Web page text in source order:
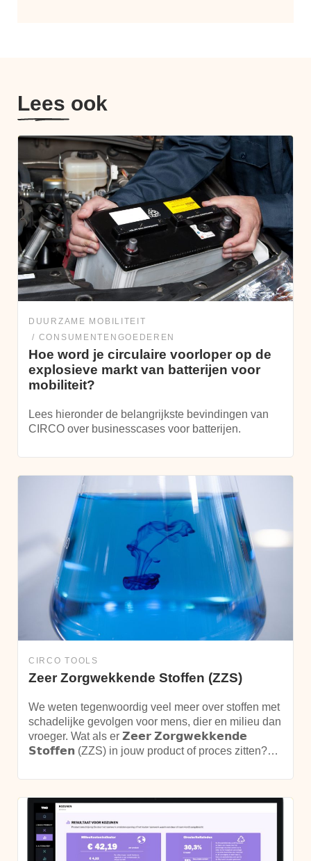
Lees ook
DUURZAME MOBILITEIT
CONSUMENTENGOEDEREN
Hoe word je circulaire voorloper op de
explosieve markt van batterijen voor
mobiliteit?
Lees hieronder de belangrijkste bevindingen van
CIRCO over businesscases voor batterijen.
CIRCO TOOLS
Zeer Zorgwekkende Stoffen (ZZS)
We weten tegenwoordig veel meer over stoffen met
schadelijke gevolgen voor mens, dier en milieu dan
vroeger. Wat als er 𝗭𝗲𝗲𝗿 𝗭𝗼𝗿𝗴𝘄𝗲𝗸𝗸𝗲𝗻𝗱𝗲
𝗦𝘁𝗼𝗳𝗳𝗲𝗻 (ZZS) in jouw product of proces zitten?…